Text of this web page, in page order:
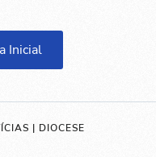
Inicial
| DIOCESE